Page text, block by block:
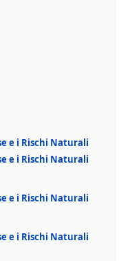
e i Rischi Naturali
e i Rischi Naturali
e i Rischi Naturali
e i Rischi Naturali